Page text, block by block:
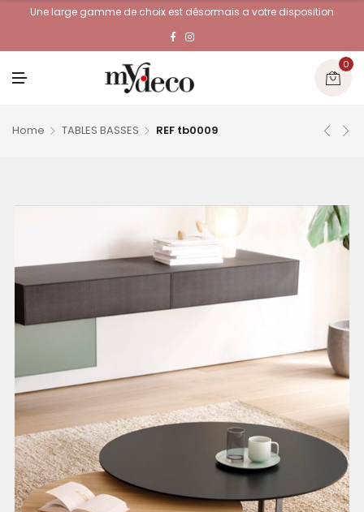
Une large gamme de choix est désormais a votre disposition
0
Home TABLES BASSES REF tb0009